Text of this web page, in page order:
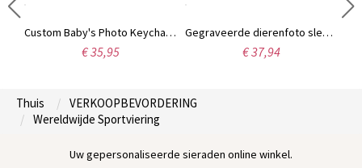
Custom Baby's Photo Keychain roestvrij staal
€ 35,95
Gegraveerde dierenfoto sleutelhanger
€ 37,94
Thuis
VERKOOPBEVORDERING
Wereldwijde Sportviering
Uw gepersonaliseerde sieraden online winkel.